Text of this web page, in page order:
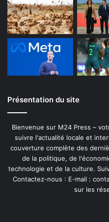
Présentation du site
Bienvenue sur M24 Press –
suivre l'actualité locale et
couverture complète des
de la politique, de
technologie et de la culture.
Contactez-nous : E-mail :
sur les